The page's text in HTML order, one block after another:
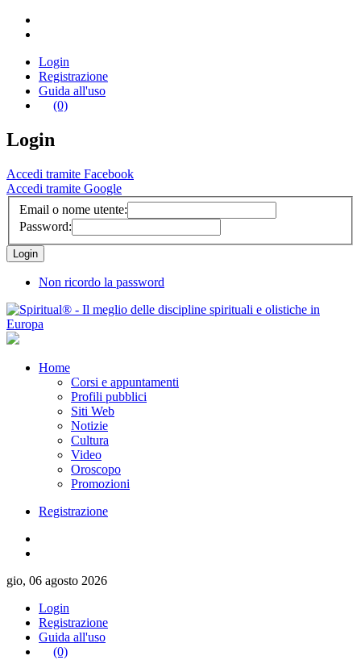
Login
Registrazione
Guida all'uso
(0)
Login
Accedi tramite Facebook
Accedi tramite Google
Email o nome utente:
Password:
Non ricordo la password
Home
Corsi e appuntamenti
Profili pubblici
Siti Web
Notizie
Cultura
Video
Oroscopo
Promozioni
Registrazione
gio, 06 agosto 2026
Login
Registrazione
Guida all'uso
(0)